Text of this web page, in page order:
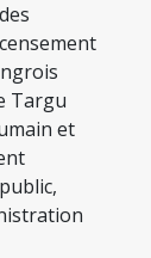
Targu
et